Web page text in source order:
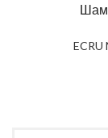
ECRU